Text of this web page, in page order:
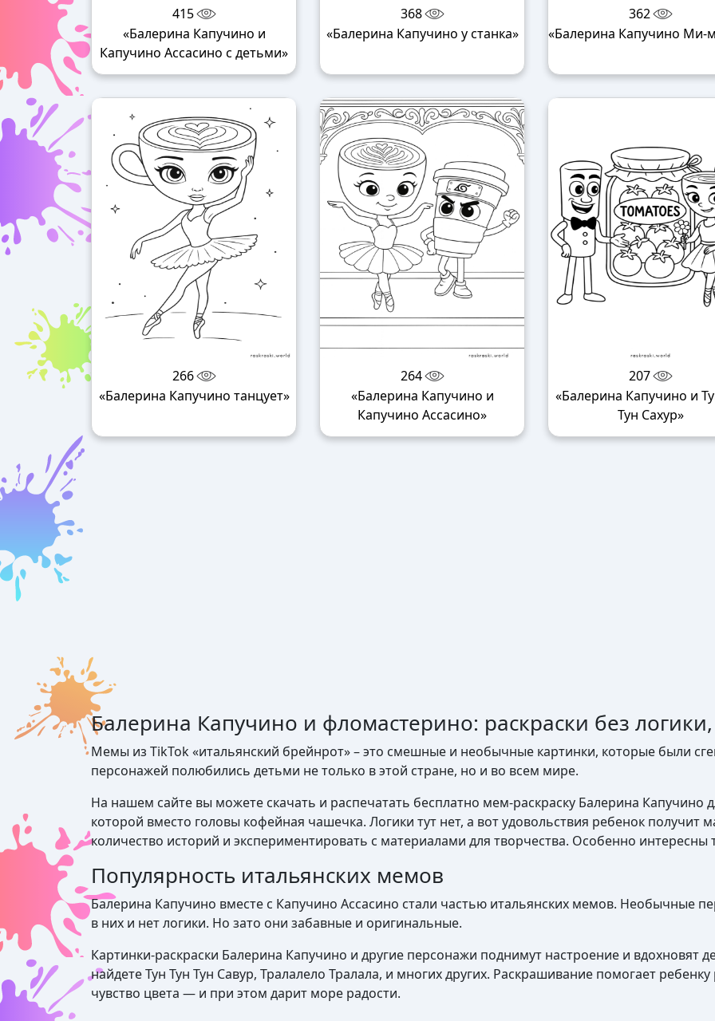
415
«Балерина Капучино и
Капучино Ассасино с детьми»
368
«Балерина Капучино у станка»
362
«Балерина Капучино Ми-
266
«Балерина Капучино танцует»
264
«Балерина Капучино и
Капучино Ассасино»
207
«Балерина Капучино и
Тун Сахур»
Балерина Капучино и фломастерино: раскраски без
Мемы из TikTok «итальянский брейнрот» – это смешные и необычные картинки, которые были
персонажей полюбились детьми не только в этой стране, но и во всем мире.
На нашем сайте вы можете скачать и распечатать бесплатно мем-раскраску Балерина Капучино
которой вместо головы кофейная чашечка. Логики тут нет, а вот удовольствия ребенок
количество историй и экспериментировать с материалами для творчества. Особенно интересны
Популярность итальянских мемов
Балерина Капучино вместе с Капучино Ассасино стали частью итальянских мемов. Необычные
в них и нет логики. Но зато они забавные и оригинальные.
Картинки-раскраски Балерина Капучино и другие персонажи поднимут настроение и вдохновят
найдете Тун Тун Тун Савур, Тралалело Тралала, и многих других. Раскрашивание помогает
чувство цвета — и при этом дарит море радости.